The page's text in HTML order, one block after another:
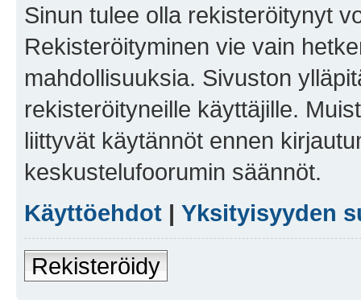
Sinun tulee olla rekisteröitynyt
Rekisteröityminen vie vain
mahdollisuuksia. Sivuston
rekisteröityneille käyttäjille.
liittyvät käytännöt ennen
keskustelufoorumin säännöt.
Käyttöehdot | Yksityisyyden
Rekisteröidy